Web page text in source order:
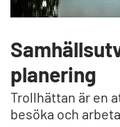
planering
Trollhättan är en
besöka och arbeta